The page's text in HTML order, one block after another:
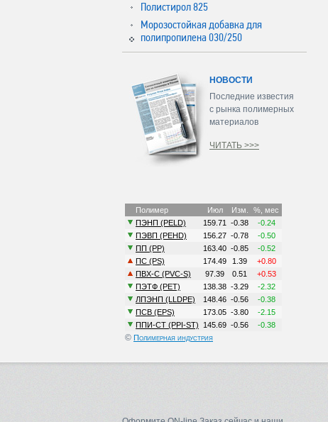
Полистирол 825
Морозостойкая добавка для
полипропилена 030/250
НОВОСТИ
Последние известия
с рынка полимерных
материалов
ЧИТАТЬ >>>
© Полимерная индустрия